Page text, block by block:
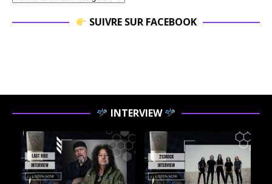
SUIVRE SUR FACEBOOK
INTERVIEW